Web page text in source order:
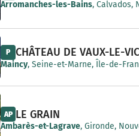
Arromanches-les-Bains, Calvados,
P CHÂTEAU DE VAUX-LE-
Maincy, Seine-et-Marne, Île-de-
AP LE GRAIN
Ambarès-et-Lagrave, Gironde,